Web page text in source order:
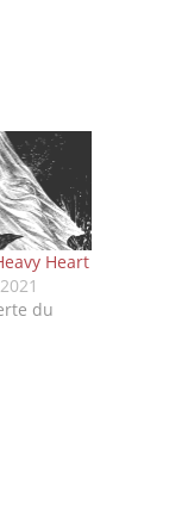
Heart
du